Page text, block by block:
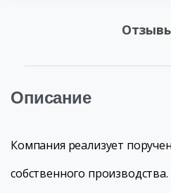
Описание
Компания реализует
собственного